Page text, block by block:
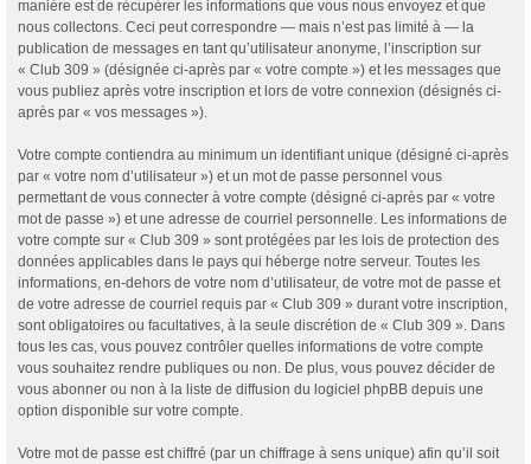
manière est de récupérer les informations que vous nous envoyez et que
nous collectons. Ceci peut correspondre — mais n’est pas limité à — la
publication de messages en tant qu’utilisateur anonyme, l’inscription sur
« Club 309 » (désignée ci-après par « votre compte ») et les messages que
vous publiez après votre inscription et lors de votre connexion (désignés ci-
après par « vos messages »).
Votre compte contiendra au minimum un identifiant unique (désigné ci-après
par « votre nom d’utilisateur ») et un mot de passe personnel vous
permettant de vous connecter à votre compte (désigné ci-après par « votre
mot de passe ») et une adresse de courriel personnelle. Les informations de
votre compte sur « Club 309 » sont protégées par les lois de protection des
données applicables dans le pays qui héberge notre serveur. Toutes les
informations, en-dehors de votre nom d’utilisateur, de votre mot de passe et
de votre adresse de courriel requis par « Club 309 » durant votre inscription,
sont obligatoires ou facultatives, à la seule discrétion de « Club 309 ». Dans
tous les cas, vous pouvez contrôler quelles informations de votre compte
vous souhaitez rendre publiques ou non. De plus, vous pouvez décider de
vous abonner ou non à la liste de diffusion du logiciel phpBB depuis une
option disponible sur votre compte.
Votre mot de passe est chiffré (par un chiffrage à sens unique) afin qu’il soit